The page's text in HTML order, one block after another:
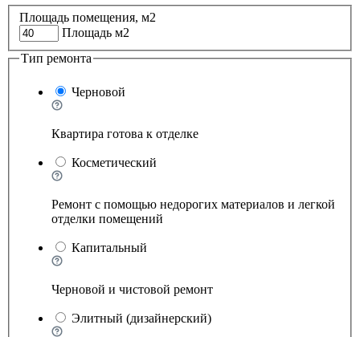
Площадь помещения, м2
Площадь м2
Тип ремонта
Черновой
Квартира готова к отделке
Косметический
Ремонт с помощью недорогих материалов и легкой
отделки помещений
Капитальный
Черновой и чистовой ремонт
Элитный (дизайнерский)